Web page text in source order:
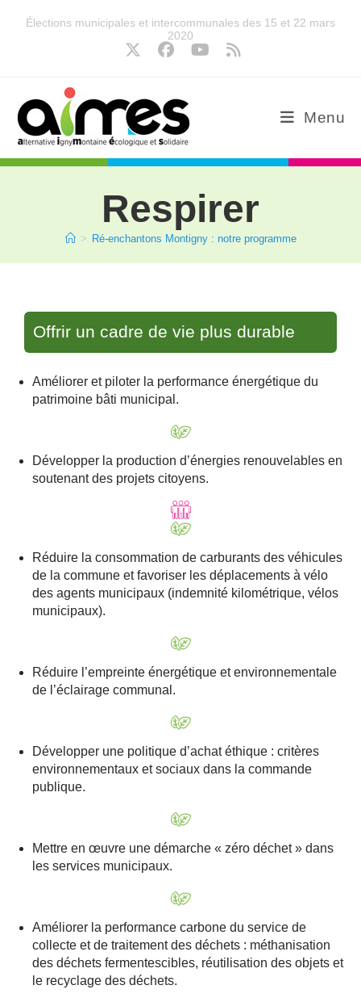
Élections municipales et intercommunales des 15 et 22 mars
2020
Menu
Respirer
> Ré-enchantons Montigny : notre programme
Améliorer et piloter la performance énergétique du
patrimoine bâti municipal.
Développer la production d’énergies renouvelables en
soutenant des projets citoyens.
Réduire la consommation de carburants des véhicules
de la commune et favoriser les déplacements à vélo
des agents municipaux (indemnité kilométrique, vélos
municipaux).
Réduire l’empreinte énergétique et environnementale
de l’éclairage communal.
Développer une politique d’achat éthique : critères
environnementaux et sociaux dans la commande
publique.
Mettre en œuvre une démarche « zéro déchet » dans
les services municipaux.
Améliorer la performance carbone du service de
collecte et de traitement des déchets : méthanisation
des déchets fermentescibles, réutilisation des objets et
le recyclage des déchets.